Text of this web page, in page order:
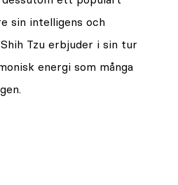
sin intelligens och
Tzu erbjuder i sin tur
energi som många